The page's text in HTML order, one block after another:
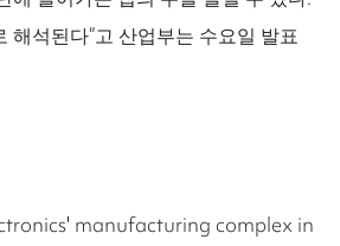
해석된다“고 산업부는 수요일 발표
manufacturing complex in